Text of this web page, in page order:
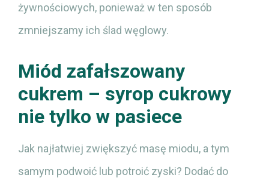
żywnościowych, ponieważ w ten sposób
zmniejszamy ich ślad węglowy.
Miód zafałszowany
cukrem – syrop cukrowy
nie tylko w pasiece
Jak najłatwiej zwiększyć masę miodu, a tym
samym podwoić lub potroić zyski? Dodać do